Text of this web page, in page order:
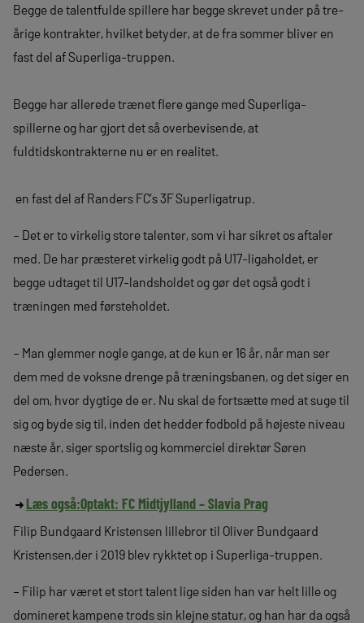
Begge de talentfulde spillere har begge skrevet under på tre-
årige kontrakter, hvilket betyder, at de fra sommer bliver en
fast del af Superliga-truppen.
Begge har allerede trænet flere gange med Superliga-
spillerne og har gjort det så overbevisende, at
fuldtidskontrakterne nu er en realitet.
en fast del af Randers FC’s 3F Superligatrup.
– Det er to virkelig store talenter, som vi har sikret os aftaler
med. De har præsteret virkelig godt på U17-ligaholdet, er
begge udtaget til U17-landsholdet og gør det også godt i
træningen med førsteholdet.
– Man glemmer nogle gange, at de kun er 16 år, når man ser
dem med de voksne drenge på træningsbanen, og det siger en
del om, hvor dygtige de er. Nu skal de fortsætte med at suge til
sig og byde sig til, inden det hedder fodbold på højeste niveau
næste år, siger sportslig og kommerciel direktør Søren
Pedersen.
Læs også:Optakt: FC Midtjylland – Slavia Prag
Filip Bundgaard Kristensen lillebror til Oliver Bundgaard
Kristensen,der i 2019 blev rykktet op i Superliga-truppen.
– Filip har været et stort talent lige siden han var helt lille og
domineret kampene trods sin klejne statur, og han har da også